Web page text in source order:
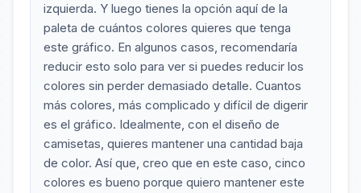
izquierda. Y luego tienes la opción aquí de la
paleta de cuántos colores quieres que tenga
este gráfico. En algunos casos, recomendaría
reducir esto solo para ver si puedes reducir los
colores sin perder demasiado detalle. Cuantos
más colores, más complicado y difícil de digerir
es el gráfico. Idealmente, con el diseño de
camisetas, quieres mantener una cantidad baja
de color. Así que, creo que en este caso, cinco
colores es bueno porque quiero mantener este